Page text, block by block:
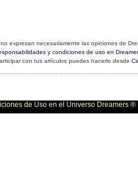
expresan necesariamente las opiniones de
y condiciones de uso en
con tus artículos puedes hacerlo desde
de Uso en el Universo Dreamers ®